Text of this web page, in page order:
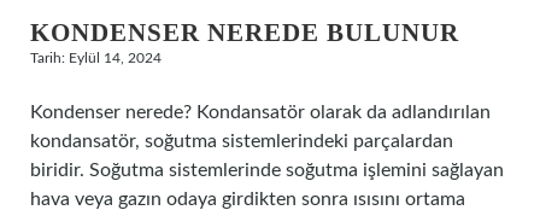
KONDENSER NEREDE BULUNUR
Tarih: Eylül 14, 2024
Kondenser nerede? Kondansatör olarak da adlandırılan
kondansatör, soğutma sistemlerindeki parçalardan
biridir. Soğutma sistemlerinde soğutma işlemini sağlayan
hava veya gazın odaya girdikten sonra ısısını ortama